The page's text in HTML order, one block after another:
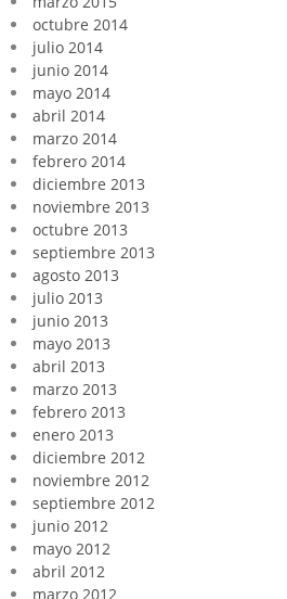
octubre 2014
julio 2014
junio 2014
mayo 2014
abril 2014
marzo 2014
febrero 2014
diciembre 2013
noviembre 2013
octubre 2013
septiembre 2013
agosto 2013
julio 2013
junio 2013
mayo 2013
abril 2013
marzo 2013
febrero 2013
enero 2013
diciembre 2012
noviembre 2012
septiembre 2012
junio 2012
mayo 2012
abril 2012
marzo 2012